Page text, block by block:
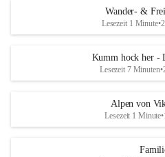
Wander- &
Lesezeit 1 Minute•
Kumm hock her -
Lesezeit 7 Minuten•
Alpen von
Lesezeit 1 Minute•